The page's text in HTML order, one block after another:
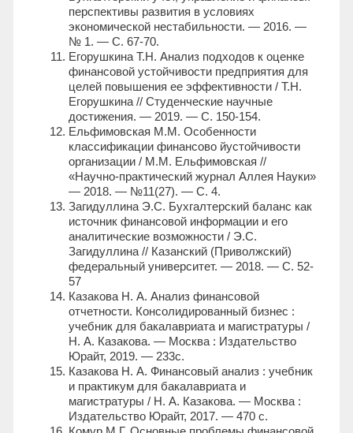
перспективы развития в условиях
экономической нестабильности. — 2016. —
№ 1. — C. 67-70.
Егорушкина Т.Н. Анализ подходов к оценке
финансовой устойчивости предприятия для
целей повышения ее эффективности / Т.Н.
Егорушкина // Студенческие научные
достижения. — 2019. — С. 150-154.
Ельфимовская М.М. Особенности
классификации финансово йустойчивости
организации / М.М. Ельфимовская //
«Научно-практический журнал Аллея Науки»
— 2018. — №11(27). — С. 4.
Загидуллина Э.С. Бухгалтерский баланс как
источник финансовой информации и его
аналитические возможности / Э.С.
Загидуллина // Казанский (Приволжский)
федеральный университет. — 2018. — С. 52-
57
Казакова Н. А. Анализ финансовой
отчетности. Консолидированный бизнес :
учебник для бакалавриата и магистратуры /
Н. А. Казакова. — Москва : Издательство
Юрайт, 2019. — 233с.
Казакова Н. А. Финансовый анализ : учебник
и практикум для бакалавриата и
магистратуры / Н. А. Казакова. — Москва :
Издательство Юрайт, 2017. — 470 с.